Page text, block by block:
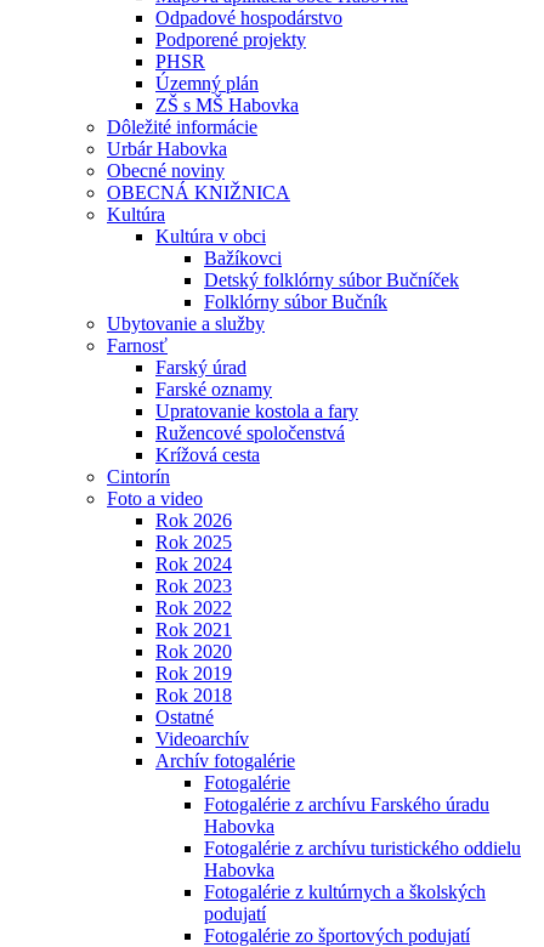
Odpadové hospodárstvo
Podporené projekty
PHSR
Územný plán
ZŠ s MŠ Habovka
Dôležité informácie
Urbár Habovka
Obecné noviny
OBECNÁ KNIŽNICA
Kultúra
Kultúra v obci
Bažíkovci
Detský folklórny súbor Bučníček
Folklórny súbor Bučník
Ubytovanie a služby
Farnosť
Farský úrad
Farské oznamy
Upratovanie kostola a fary
Ružencové spoločenstvá
Krížová cesta
Cintorín
Foto a video
Rok 2026
Rok 2025
Rok 2024
Rok 2023
Rok 2022
Rok 2021
Rok 2020
Rok 2019
Rok 2018
Ostatné
Videoarchív
Archív fotogalérie
Fotogalérie
Fotogalérie z archívu Farského úradu
Habovka
Fotogalérie z archívu turistického oddielu
Habovka
Fotogalérie z kultúrnych a školských
podujatí
Fotogalérie zo športových podujatí